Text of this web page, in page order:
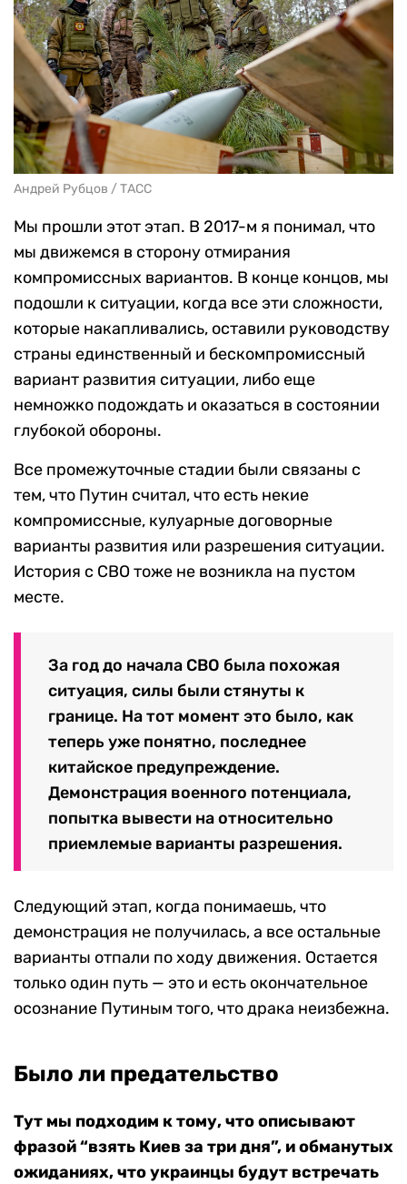
Андрей Рубцов / ТАСС
Мы прошли этот этап. В 2017-м я понимал, что
мы движемся в сторону отмирания
компромиссных вариантов. В конце концов, мы
подошли к ситуации, когда все эти сложности,
которые накапливались, оставили руководству
страны единственный и бескомпромиссный
вариант развития ситуации, либо еще
немножко подождать и оказаться в состоянии
глубокой обороны.
Все промежуточные стадии были связаны с
тем, что Путин считал, что есть некие
компромиссные, кулуарные договорные
варианты развития или разрешения ситуации.
История с СВО тоже не возникла на пустом
месте.
За год до начала СВО была похожая
ситуация, силы были стянуты к
границе. На тот момент это было, как
теперь уже понятно, последнее
китайское предупреждение.
Демонстрация военного потенциала,
попытка вывести на относительно
приемлемые варианты разрешения.
Следующий этап, когда понимаешь, что
демонстрация не получилась, а все остальные
варианты отпали по ходу движения. Остается
только один путь — это и есть окончательное
осознание Путиным того, что драка неизбежна.
Было ли предательство
Тут мы подходим к тому, что описывают
фразой “взять Киев за три дня”, и обманутых
ожиданиях, что украинцы будут встречать